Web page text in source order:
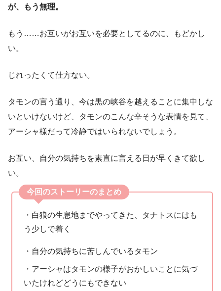
が、もう無理。
もう……お互いがお互いを必要としてるのに、もどかし
い。
じれったくて仕方ない。
タモンの言う通り、今は黒の峡谷を越えることに集中しな
いといけないけど、タモンのこんな辛そうな表情を見て、
アーシャ様だって冷静ではいられないでしょう。
お互い、自分の気持ちを素直に言える日が早くきて欲し
い。
今回のストーリーのまとめ
・白狼の生息地までやってきた、タナトスにはも
う少しで着く
・自分の気持ちに苦しんでいるタモン
・アーシャはタモンの様子がおかしいことに気づ
いたけれどどうにもできない